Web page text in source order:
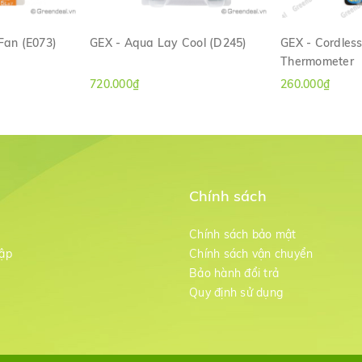
(E073) GEX - Aqua Lay Cool (D245)
720.000₫
GEX -
Thermometer
260.000₫
Chính sách
Chính sách bảo mật
Chính sách vận chuyển
Bảo hành đổi trả
Quy định sử dụng